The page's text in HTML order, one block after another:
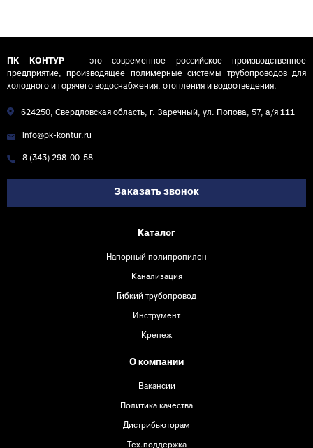
СТАНДАРТ КОНТУР
D110х110х110/45°
D110х110х110/90°
ПК КОНТУР– это современное российское производственное
предприятие, производящее полимерные системы трубопроводов для
холодного и горячего водоснабжения, отопления и водоотведения.
624250, Свердловская область, г. Заречный, ул. Попова, 57, а/я 111
info@pk-kontur.ru
8 (343) 298-00-58
Заказать звонок
Каталог
Напорный полипропилен
Канализация
Гибкий трубопровод
Инструмент
Крепеж
О компании
Вакансии
Политика качества
Дистрибьюторам
Тех.поддержка